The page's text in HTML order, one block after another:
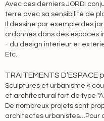
Avec ces derniers JORDI
terre avec sa sensibilité de
Il dessine par exemple des
ordonnés dans des espaces
- du design intérieur et
Etc.
TRAITEMENTS
Sculptures et urbanisme «
et architectural fort de type
De nombreux projets sont
architectes urbanistes…Pour